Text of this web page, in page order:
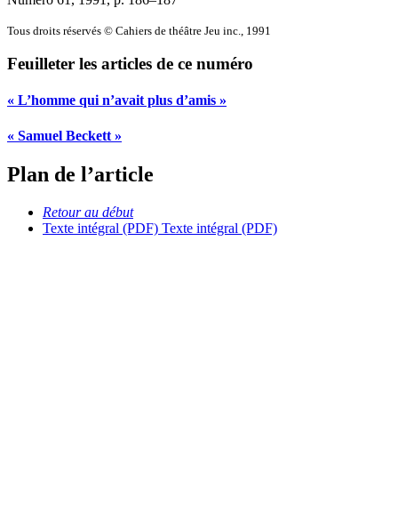
Tous droits réservés © Cahiers de théâtre Jeu inc., 1991
Feuilleter les articles de ce numéro
« L’homme qui n’avait plus d’amis »
« Samuel Beckett »
Plan de l’article
Retour au début
Texte intégral (PDF) Texte intégral (PDF)